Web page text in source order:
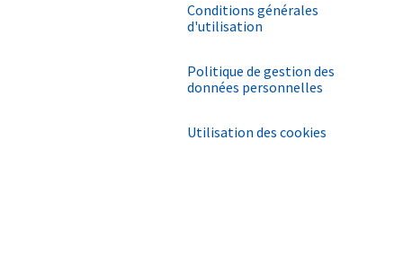
Conditions générales
d'utilisation
Politique de gestion des
données personnelles
Utilisation des cookies